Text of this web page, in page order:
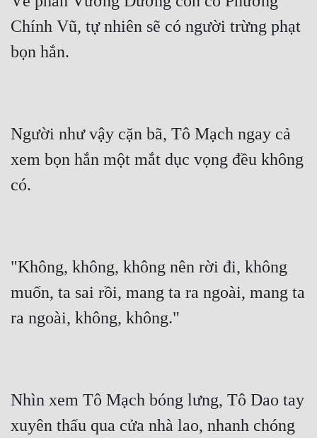
Chính Vũ, tự nhiên sẽ có người trừng phạt
bọn hắn.
Người như vậy cặn bã, Tô Mạch ngay cả
xem bọn hắn một mắt dục vọng đều không
có.
"Không, không, không nên rời đi, không
muốn, ta sai rồi, mang ta ra ngoài, mang ta
ra ngoài, không, không."
Nhìn xem Tô Mạch bóng lưng, Tô Dao tay
xuyên thấu qua cửa nhà lao, nhanh chóng